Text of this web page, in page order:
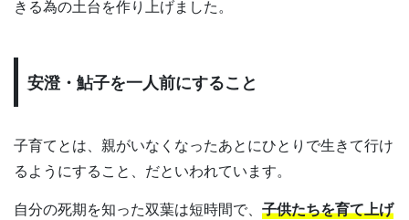
きる為の土台を作り上げました。
安澄・鮎子を一人前にすること
子育てとは、親がいなくなったあとにひとりで生きて行け
るようにすること、だといわれています。
自分の死期を知った双葉は短時間で、 子供たちを育て上げ